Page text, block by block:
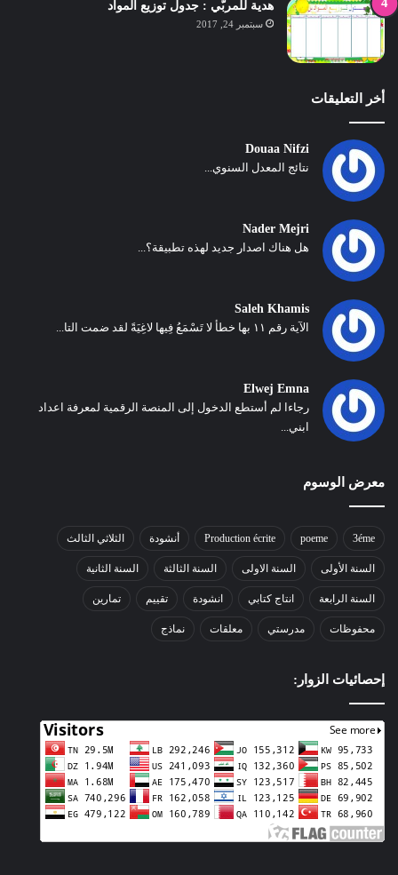
هدية للمربّي : جدول توزيع المواد
سبتمبر 24, 2017
أخر التعليقات
Douaa Nifzi
نتائج المعدل السنوي...
Nader Mejri
هل هناك اصدار جديد لهذه تطبيقة؟...
Saleh Khamis
الآية رقم ١١ بها خطأ لا تَسْمَعُ فِيها لاغِيَةً لقد ضمت التا...
Elwej Emna
رجاءا لم أستطع الدخول إلى المنصة الرقمية لمعرفة اعداد
ابني...
معرض الوسوم
3éme
poeme
Production écrite أنشودة الثلاثي الثالث
السنة الأولى السنة الاولى السنة الثالثة السنة الثانية
السنة الرابعة انتاج كتابي انشودة تقييم تمارين
محفوظات مدرستي معلقات نماذج
إحصائيات الزوار: